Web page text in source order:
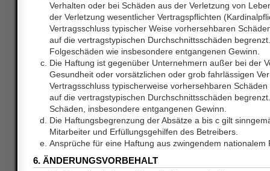
Verhalten oder bei Schäden aus der Verletzung von
der Verletzung wesentlicher Vertragspflichten
Vertragsschluss typischer Weise vorhersehbaren
auf die vertragstypischen Durchschnittsschäden
Folgeschäden wie insbesondere entgangenen Gewinn.
Die Haftung ist gegenüber Unternehmern außer bei der
Gesundheit oder vorsätzlichen oder grob fahrlässigen
Vertragsschluss typischerweise vorhersehbaren
auf die vertragstypischen Durchschnittsschäden
Schäden, insbesondere entgangenen Gewinn.
Die Haftungsbegrenzung der Absätze a bis c gilt
Mitarbeiter und Erfüllungsgehilfen des Betreibers.
Ansprüche für eine Haftung aus zwingendem nationalem
6. ÄNDERUNGSVORBEHALT